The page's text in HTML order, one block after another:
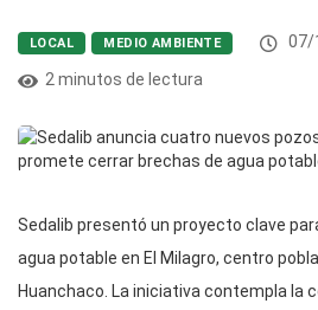
LOCAL MEDIO AMBIENTE 07/
2 minutos de lectura
Sedalib presentó un proyecto clave
agua potable en El Milagro, centro
Huanchaco. La iniciativa contempla la